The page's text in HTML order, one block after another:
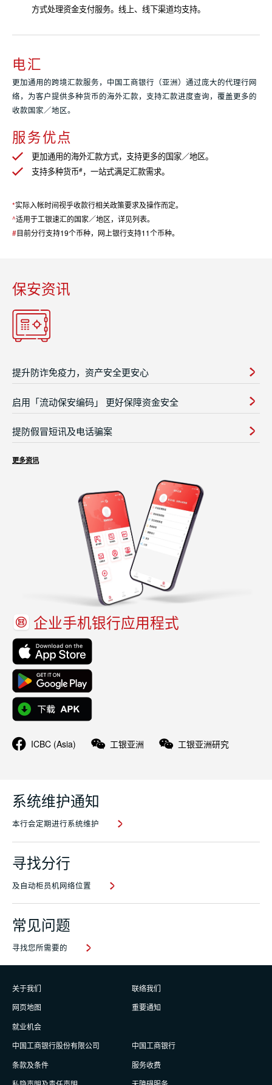
方式处理资金支付服务。线上、线下渠道均支持。
电汇
更加通用的跨境汇款服务，中国工商银行（亚洲）通过庞大的代理行网
络，为客户提供多种货币的海外汇款，支持汇款进度查询，覆盖更多的
收款国家／地区。
服务优点
更加通用的海外汇款方式，支持更多的国家／地区。
支持多种货币#，一站式满足汇款需求。
*实际入帐时间视乎收款行相关政策要求及操作而定。
^适用于工银速汇的国家／地区，详见列表。
#目前分行支持19个币种，网上银行支持11个币种。
保安资讯
提升防诈免疫力，资产安全更安心
启用「流动保安编码」 更好保障资金安全
提防假冒短讯及电话骗案
更多资讯
企业手机银行应用程式
ICBC (Asia) 工银亚洲 工银亚洲研究
系统维护通知
本行会定期进行系统维护
寻找分行
及自动柜员机网络位置
常见问题
寻找您所需要的
关于我们
联络我们
网页地图
重要通知
就业机会
中国工商银行股份有限公司
中国工商银行
条款及条件
服务收费